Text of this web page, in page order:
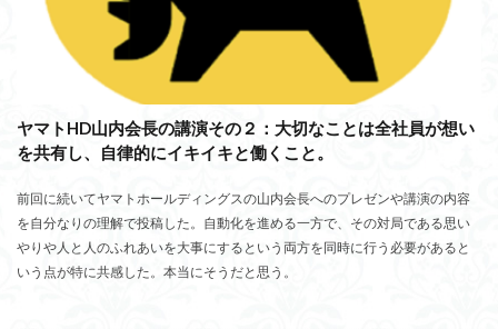
ヤマトHD山内会長の講演その２：大切なことは全社員が想い
を共有し、自律的にイキイキと働くこと。
前回に続いてヤマトホールディングスの山内会長へのプレゼンや講演の内容
を自分なりの理解で投稿した。自動化を進める一方で、その対局である思い
やりや人と人のふれあいを大事にするという両方を同時に行う必要があると
いう点が特に共感した。本当にそうだと思う。